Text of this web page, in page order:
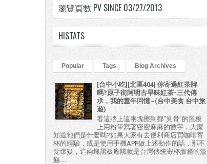
瀏覽頁數 PV SINCE 03/27/2013
HISTATS
Popular Tags Blog Archives
[台中小吃][北區404] 你寄過紅茶牌
嗎?原子街阿明古早味紅茶-三代傳
承，我的童年回憶~(台中美食 台中旅
遊)
看這牆上這兩塊擦到都"見骨"的黑板
上用粉筆寫著密密麻麻的數字，大家
知道牠們是什麼嗎?如果大家有去便利商店買咖啡寄
杯的經驗，或是使用手機APP做上述動作的話，那不
要懷疑，這兩塊黑板應該就是台灣傳統寄杯服務的濫
觴....